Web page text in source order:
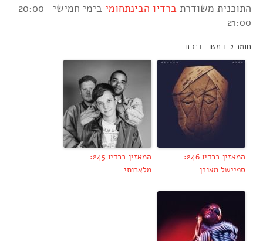
התוכנית משודרת ברדיו הבינתחומי
בימי חמישי 20:00-
21:00
חומר טוב משהו בנזונה
המאזין ברדיו 246:
ספיישל מאובן
המאזין ברדיו 245:
מלאכותי